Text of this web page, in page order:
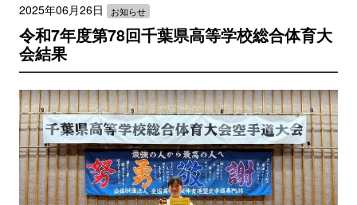
2025年06月26日 お知らせ
令和7年度第78回千葉県高等学校総合体育大
会結果